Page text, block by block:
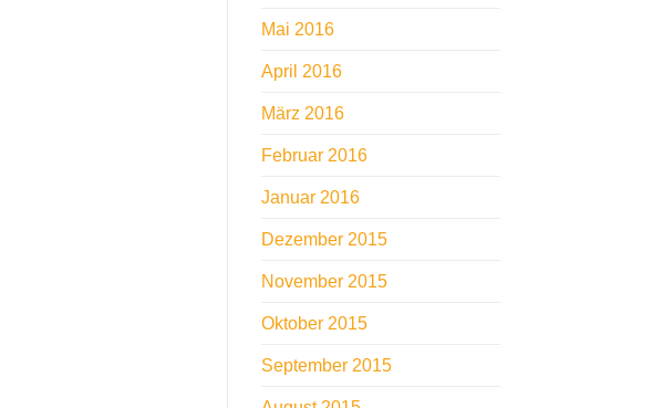
Mai 2016
April 2016
März 2016
Februar 2016
Januar 2016
Dezember 2015
November 2015
Oktober 2015
September 2015